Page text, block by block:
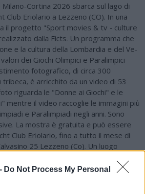
Do Not Process My Personal
Cortina 2026 sbarca sul lago di
Club Eriolario a Lezzeno (CO). In una
il progetto "Sport movies & tv - culture
dalla Ficts. Un programma che
e la cultura della Lombardia e del Ve-
dei Giochi Olimpici e Paralimpici
fotografico, di circa 300
è arricchito da un video di 53
riguarda le "Donne ai Giochi" e le
mentre il video raccoglie le immagini più
e Paralimpiadi negli anni. Sono
La mostra è gratuita e può essere
Club Eriolario, fino a tutto il mese di
25 Lezzeno (Co). Un luogo
nostro lavoro - spiega Erio Matteri è
d'ascia del lago - vantano storicità e